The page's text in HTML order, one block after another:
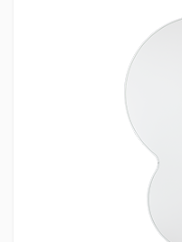
24HD-2Gbit+
Hakkında